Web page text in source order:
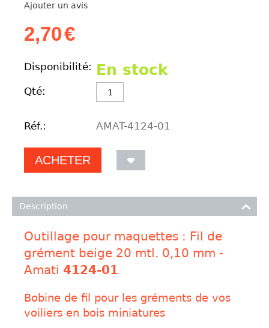
Ajouter un avis
2,70€
Disponibilité: En stock
Qté:
Réf.: AMAT-4124-01
ACHETER
Description
Outillage pour maquettes : Fil de
grément beige 20 mtl. 0,10 mm -
Amati 4124-01
Bobine de fil pour les gréments de vos
voiliers en bois miniatures